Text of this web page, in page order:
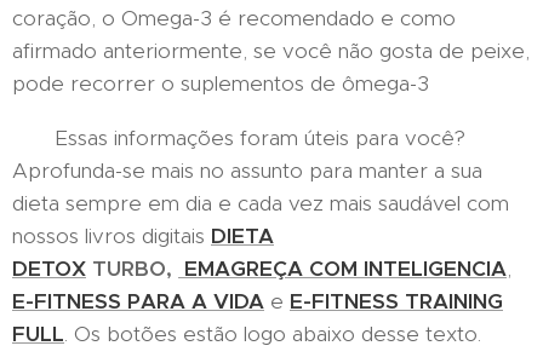
coração, o Omega-3 é recomendado e como
afirmado anteriormente, se você não gosta de peixe,
pode recorrer o suplementos de ômega-3
Essas informações foram úteis para você?
Aprofunda-se mais no assunto para manter a sua
dieta sempre em dia e cada vez mais saudável com
nossos livros digitais DIETA
DETOX TURBO, EMAGREÇA COM INTELIGENCIA,
E-FITNESS PARA A VIDA e E-FITNESS TRAINING
FULL. Os botões estão logo abaixo desse texto.